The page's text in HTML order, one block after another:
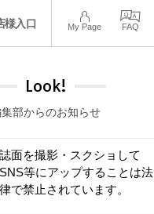
様入口 My Page FAQ
Look!
部からのお知らせ
誌面を撮影・スクショして
SNS等にアップすることは法
律で禁止されています。